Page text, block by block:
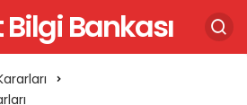
Bankası